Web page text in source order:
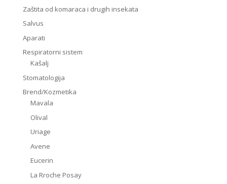
Zaštita od komaraca i drugih insekata
Salvus
Aparati
Respiratorni sistem
Kašalj
Stomatologija
Brend/Kozmetika
Mavala
Olival
Uriage
Avene
Eucerin
La Rroche Posay